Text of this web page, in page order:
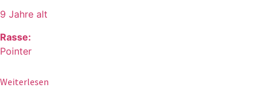
9 Jahre alt
Rasse:
Pointer
Weiterlesen